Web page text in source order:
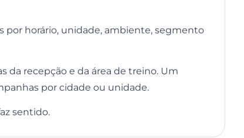
por horário, unidade, ambiente, segmento
da recepção e da área de treino. Um
por cidade ou unidade.
sentido.